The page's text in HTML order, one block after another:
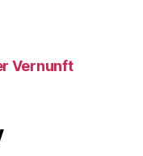
Vernunft